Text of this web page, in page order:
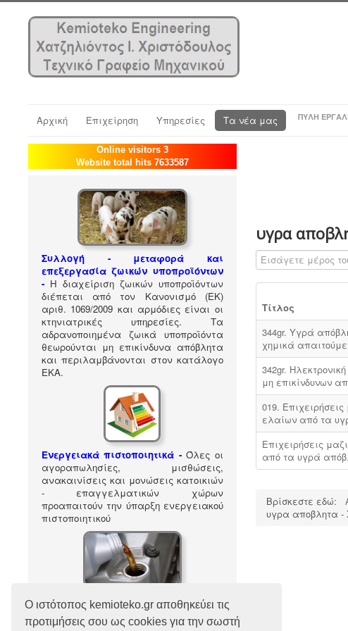
Ο ιστότοπος kemioteko.gr αποθηκεύει τις
προτιμήσεις σου ως cookies για την σωστή
Αρχική Επιχείρηση Υπηρεσίες Τα νέα μας ΠΎΛΗ
Online visitors 3
Website total hits 7633587
Συλλογή - μεταφορά και
επεξεργασία ζωικών υποπροϊόντων
- Η διαχείριση ζωικών υποπροϊόντων
διέπεται από τον Κανονισμό (ΕΚ)
αριθ. 1069/2009 και αρμόδιες είναι οι
κτηνιατρικές υπηρεσίες. Τα
αδρανοποιημένα ζωικά υποπροϊόντα
θεωρούνται μη επικίνδυνα απόβλητα
και περιλαμβάνονται στον κατάλογο
ΕΚΑ.
Ενεργειακά πιστοποιητικά - Όλες οι
αγοραπωλησίες, μισθώσεις,
ανακαινίσεις και μονώσεις κατοικιών
- επαγγελματικών χώρων
προαπαιτούν την ύπαρξη ενεργειακού
πιστοποιητικού
Συλλογή και μεταφορά λιπαντικών
- ορυκτέλαιων
Η δραστηριότητα
συλλογής και μεταφοράς
υγρα
Εισάγετε μέρος του
Τίτλος
344gr. Υγρά
χημικά
342gr.
μη επικίνδυνων
019.
ελαίων από τα
Επιχειρήσεις
από τα υγρά
Βρίσκεστε εδώ:
υγρα αποβλητα -